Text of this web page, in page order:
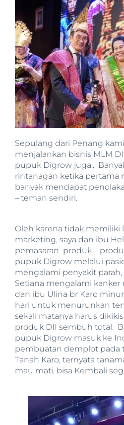
Sepulang dari Penang
menjalankan bisnis MLM
pupuk Digrow juga..
rintanagan ketika pertama
banyak mendapat
– teman sendiri.
Oleh karena tidak memiliki
marketing, saya dan ibu
pemasaran produk –
pupuk Digrow melalui
mengalami penyakit parah,
Setiana mengalami kanker
dan ibu Ulina br Karo
hari untuk menurunkan
sekali matanya harus
produk DII sembuh total.
pupuk Digrow masuk ke
pembuatan demplot pada
Tanah Karo, ternyata
mau mati, bisa Kembali